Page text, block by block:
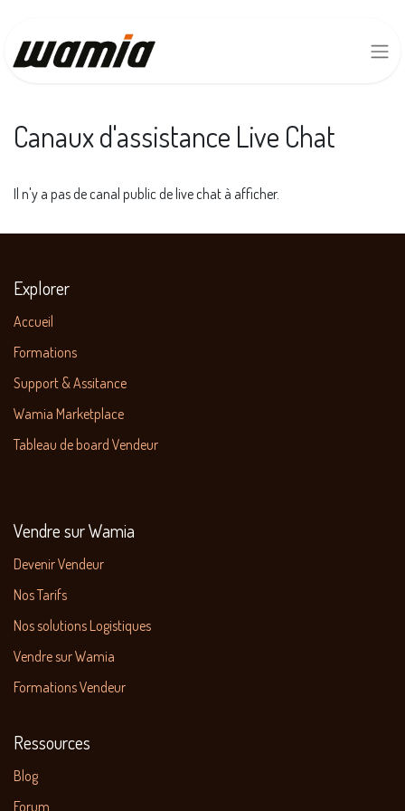
Canaux d'assistance Live Chat
Il n'y a pas de canal public de live chat à afficher.
Explorer
Accueil
Formations
Support & Assitance
Wamia Marketplace
Tableau de board Vendeur
Vendre sur Wamia
Devenir Vendeur
Nos Tarifs
Nos solutions Logistiques
Vendre sur Wamia
Formations Vendeur
Ressources
Blog
Forum